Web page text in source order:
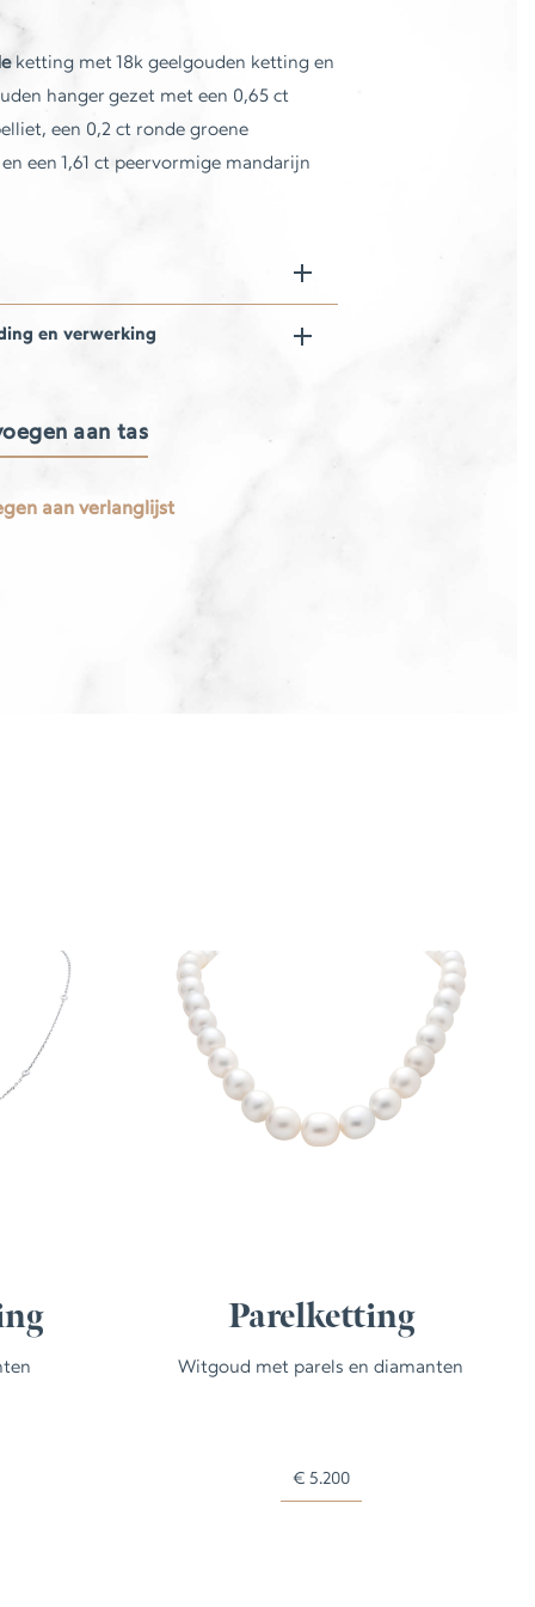
ketting met 18k geelgouden ketting en
hanger gezet met een 0,65 ct
een 0,2 ct ronde groene
een 1,61 ct peervormige mandarijn
en verwerking
aan tas
aan verlanglijst
Parelketting
Witgoud met parels en diamanten
€ 5.200